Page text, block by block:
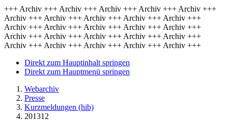
+++ Archiv +++ Archiv +++ Archiv +++ Archiv +++ Archiv +++
Archiv +++ Archiv +++ Archiv +++ Archiv +++ Archiv +++
Archiv +++ Archiv +++ Archiv +++ Archiv +++ Archiv +++
Archiv +++ Archiv +++ Archiv +++ Archiv +++ Archiv +++
Archiv +++ Archiv +++ Archiv +++ Archiv +++ Archiv +++
Direkt zum Hauptinhalt springen
Direkt zum Hauptmenü springen
Webarchiv
Presse
Kurzmeldungen (hib)
201312